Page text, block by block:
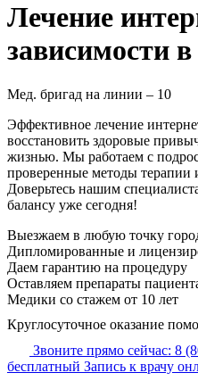
Лечение
зависимости
Мед. бригад на линии – 10
Эффективное лечение
восстановить здоровые
жизнью. Мы работаем с
проверенные методы терапии
Доверьтесь нашим
балансу уже сегодня!
Выезжаем в любую точку
Дипломированные и
Даем гарантию на процедуру
Оставляем препараты
Медики со стажем от 10 лет
Круглосуточное оказание
Звоните прямо сейчас: 8
бесплатный Запись к врачу